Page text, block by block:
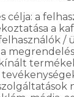
célja: a
a
/